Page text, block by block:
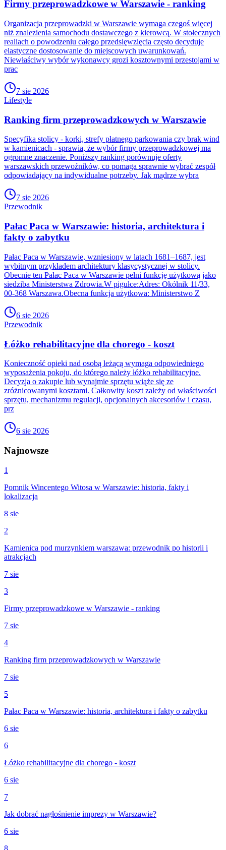
Firmy przeprowadzkowe w Warszawie - ranking
Organizacja przeprowadzki w Warszawie wymaga czegoś więcej
niż znalezienia samochodu dostawczego z kierowcą. W stołecznych
realiach o powodzeniu całego przedsięwzięcia często decyduje
elastyczne dostosowanie do miejscowych uwarunkowań.
Niewłaściwy wybór wykonawcy grozi kosztownymi przestojami w
prac
7 sie 2026
Lifestyle
Ranking firm przeprowadzkowych w Warszawie
Specyfika stolicy - korki, strefy płatnego parkowania czy brak wind
w kamienicach - sprawia, że wybór firmy przeprowadzkowej ma
ogromne znaczenie. Poniższy ranking porównuje oferty
warszawskich przewoźników, co pomaga sprawnie wybrać zespół
odpowiadający na indywidualne potrzeby. Jak mądrze wybra
7 sie 2026
Przewodnik
Pałac Paca w Warszawie: historia, architektura i
fakty o zabytku
Pałac Paca w Warszawie, wzniesiony w latach 1681–1687, jest
wybitnym przykładem architektury klasycystycznej w stolicy.
Obecnie ten Pałac Paca w Warszawie pełni funkcję użytkową jako
siedziba Ministerstwa Zdrowia.W pigułce:Adres: Okólnik 11/33,
00-368 Warszawa.Obecna funkcja użytkowa: Ministerstwo Z
6 sie 2026
Przewodnik
Łóżko rehabilitacyjne dla chorego - koszt
Konieczność opieki nad osobą leżącą wymaga odpowiedniego
wyposażenia pokoju, do którego należy łóżko rehabilitacyjne.
Decyzja o zakupie lub wynajmie sprzętu wiąże się ze
zróżnicowanymi kosztami. Całkowity koszt zależy od właściwości
sprzętu, mechanizmu regulacji, opcjonalnych akcesoriów i czasu,
prz
6 sie 2026
Najnowsze
1
Pomnik Wincentego Witosa w Warszawie: historia, fakty i
lokalizacja
8 sie
2
Kamienica pod murzynkiem warszawa: przewodnik po historii i
atrakcjach
7 sie
3
Firmy przeprowadzkowe w Warszawie - ranking
7 sie
4
Ranking firm przeprowadzkowych w Warszawie
7 sie
5
Pałac Paca w Warszawie: historia, architektura i fakty o zabytku
6 sie
6
Łóżko rehabilitacyjne dla chorego - koszt
6 sie
7
Jak dobrać nagłośnienie imprezy w Warszawie?
6 sie
8